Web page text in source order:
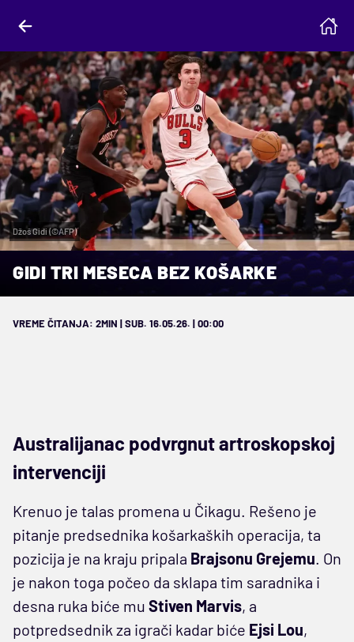
Džoš Gidi (©AFP)
GIDI TRI MESECA BEZ KOŠARKE
VREME ČITANJA: 2MIN | SUB. 16.05.26. | 00:00
Australijanac podvrgnut artroskopskoj
intervenciji
Krenuo je talas promena u Čikagu. Rešeno je
pitanje predsednika košarkaških operacija, ta
pozicija je na kraju pripala Brajsonu Grejemu. On
je nakon toga počeo da sklapa tim saradnika i
desna ruka biće mu Stiven Marvis, a
potpredsednik za igrači kadar biće Ejsi Lou,